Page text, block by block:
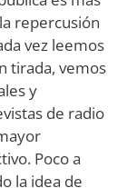
repercusión
vez leemos
tirada, vemos
y
de radio
Poco a
la idea de